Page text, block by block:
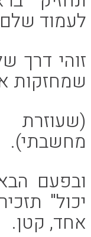
לעמוד
זוהי דרך
שמחזקות
מחשבתי).
ובפעם
יכול"
אחד, קטן.